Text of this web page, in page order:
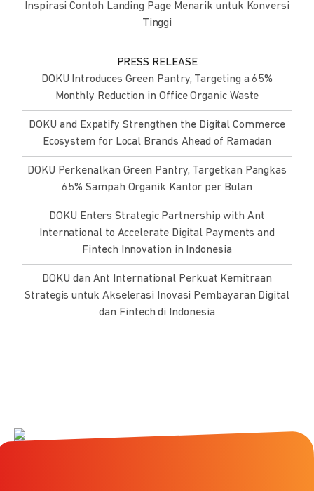
Inspirasi Contoh Landing Page Menarik untuk Konversi
Tinggi
PRESS RELEASE
DOKU Introduces Green Pantry, Targeting a 65%
Monthly Reduction in Office Organic Waste
DOKU and Expatify Strengthen the Digital Commerce
Ecosystem for Local Brands Ahead of Ramadan
DOKU Perkenalkan Green Pantry, Targetkan Pangkas
65% Sampah Organik Kantor per Bulan
DOKU Enters Strategic Partnership with Ant
International to Accelerate Digital Payments and
Fintech Innovation in Indonesia
DOKU dan Ant International Perkuat Kemitraan
Strategis untuk Akselerasi Inovasi Pembayaran Digital
dan Fintech di Indonesia